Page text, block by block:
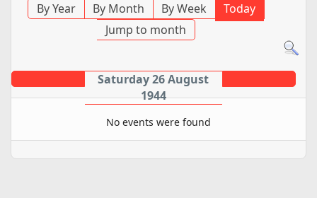
By Year By Month By Week
Today
Jump to month
Saturday 26 August
1944
No events were found